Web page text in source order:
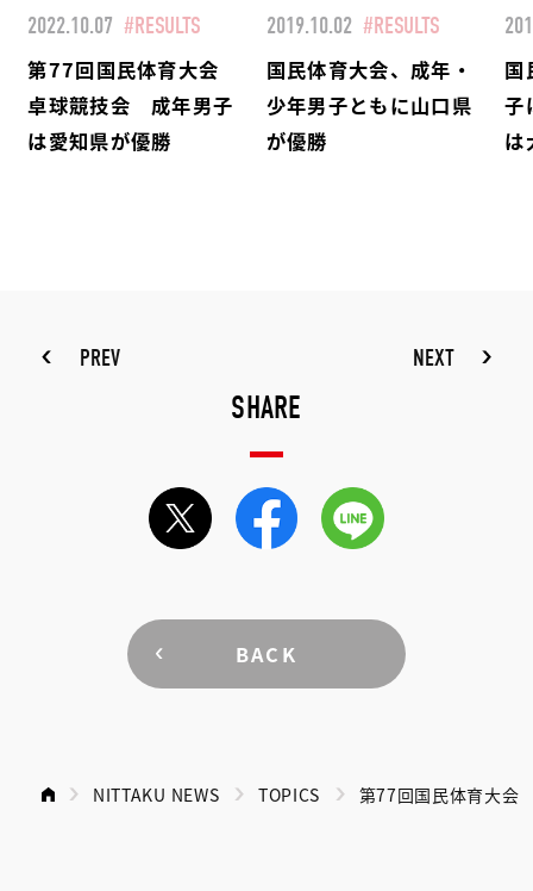
2022.10.07 #RESULTS
第77回国民体育大会
卓球競技会 成年男子
は愛知県が優勝
2019.10.02 #RESULTS
国民体育大会、成年・
少年男子ともに山口県
が優勝
国
子
は
PREV NEXT
SHARE
BACK
NITTAKU NEWS TOPICS 第77回国民体育大